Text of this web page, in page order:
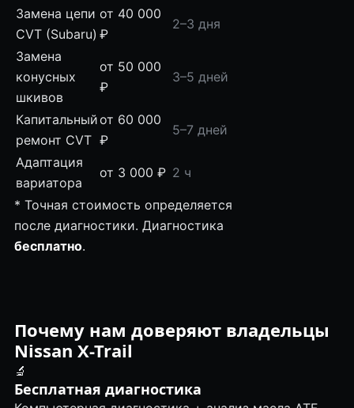
Замена цепи
CVT (Subaru)
от 40 000
₽
2–3 дня
Замена
конусных
шкивов
от 50 000
₽
3–5 дней
Капитальный
ремонт CVT
от 60 000
₽
5–7 дней
Адаптация
вариатора
от 3 000 ₽ 2 ч
* Точная стоимость определяется
после диагностики. Диагностика
бесплатно.
Почему нам доверяют владельцы
Nissan X-Trail
🔬
Бесплатная диагностика